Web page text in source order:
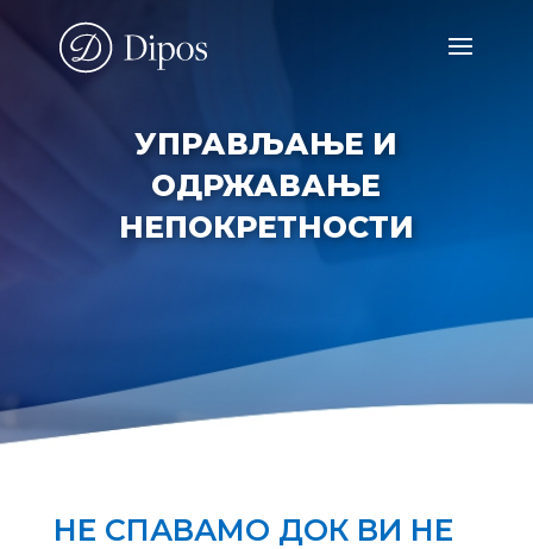
УПРАВЉАЊЕ И
ОДРЖАВАЊЕ
НЕПОКРЕТНОСТИ
НЕ СПАВАМО ДОК ВИ НЕ